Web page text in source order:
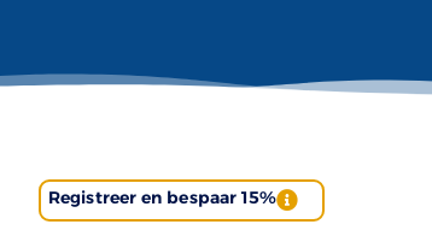
Registreer en bespaar 15%